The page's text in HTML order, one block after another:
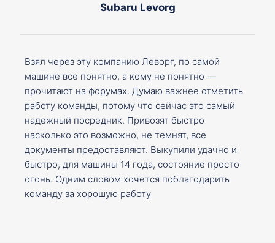
Subaru Levorg
Взял через эту компанию Леворг, по самой
машине все понятно, а кому не понятно —
прочитают на форумах. Думаю важнее отметить
работу команды, потому что сейчас это самый
надежный посредник. Привозят быстро
насколько это возможно, не темнят, все
документы предоставляют. Выкупили удачно и
быстро, для машины 14 года, состояние просто
огонь. Одним словом хочется поблагодарить
команду за хорошую работу